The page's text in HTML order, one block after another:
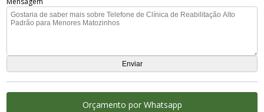
Orçamento por Whatsapp